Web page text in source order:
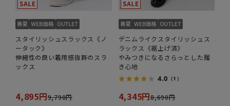
スタイリッシュスラックス《ノ
ータック》
伸縮性の良い着用感抜群のスラ
ックス
4,895円9,790円
デニムライクスタイリッシュス
ラックス《裾上げ済》
やみつきになるさらっとした履
き心地
4.0 （1）
4,345円8,690円